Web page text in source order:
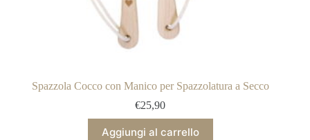
Spazzola Cocco con Manico per Spazzolatura a Secco
€25,90
Aggiungi al carrello